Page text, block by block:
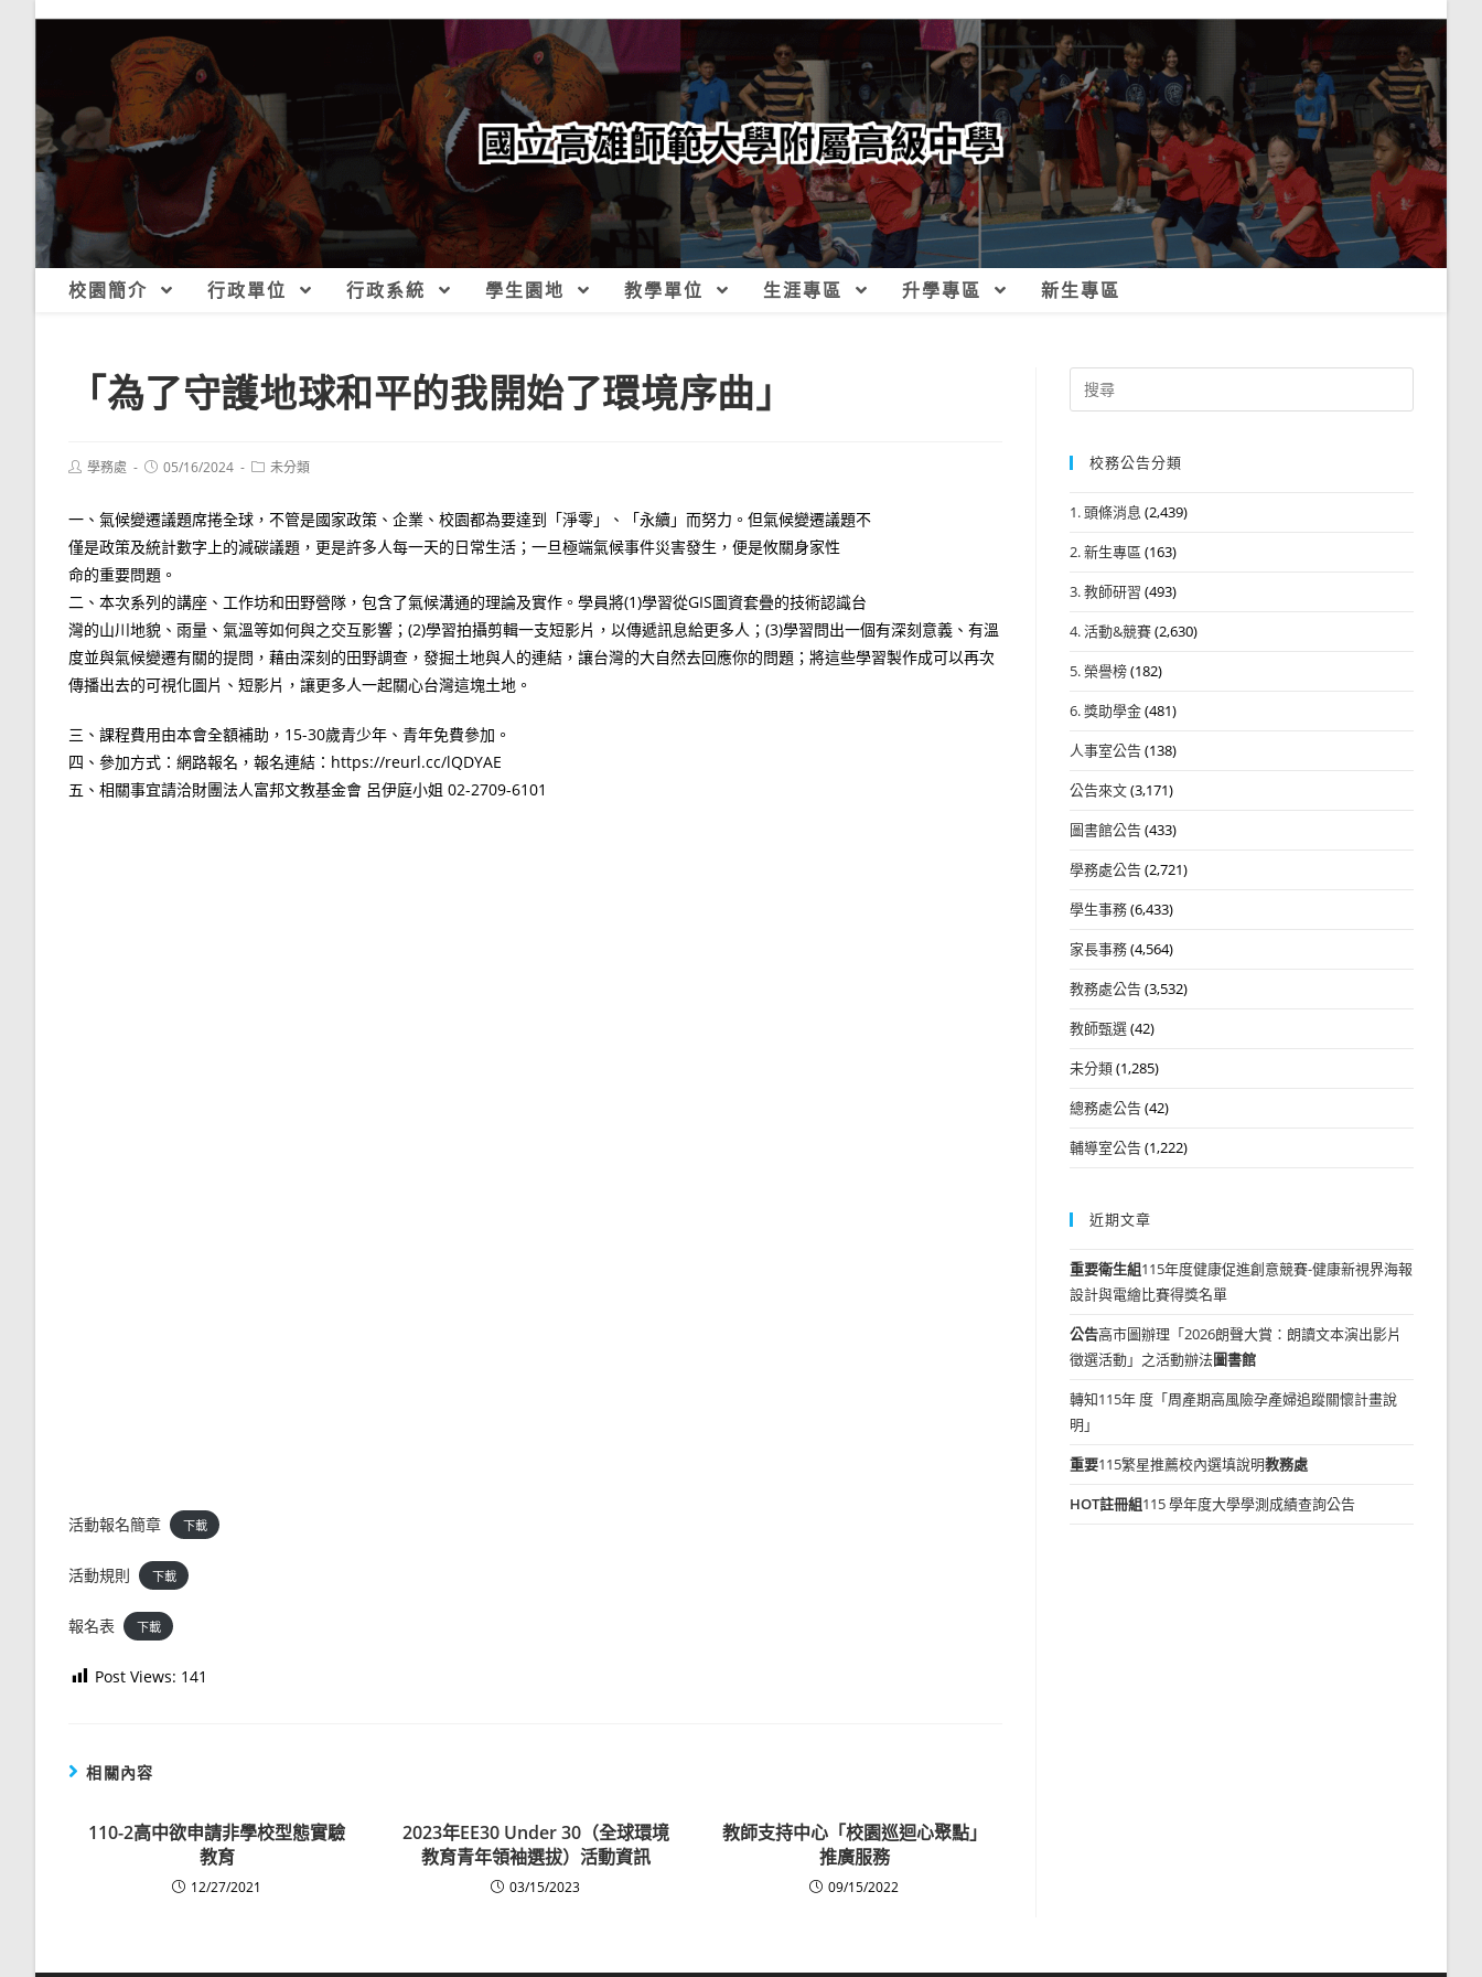
校園簡介 行政單位 行政系統 學生園地 教學單位 生涯專區 升學專區 新生專區
「為了守護地球和平的我開始了環境序曲」
Post學務處
Post05/16/2024
Post未分類
一、氣候變遷議題席捲全球，不管是國家政策、企業、校園都為要達到「淨零」、「永續」而努力。但氣候變遷議題不
僅是政策及統計數字上的減碳議題，更是許多人每一天的日常生活；一旦極端氣候事件災害發生，便是攸關身家性
命的重要問題。
二、本次系列的講座、工作坊和田野營隊，包含了氣候溝通的理論及實作。學員將(1)學習從GIS圖資套疊的技術認識台
灣的山川地貌、雨量、氣溫等如何與之交互影響；(2)學習拍攝剪輯一支短影片，以傳遞訊息給更多人；(3)學習問出一個有深刻意義、有溫
度並與氣候變遷有關的提問，藉由深刻的田野調查，發掘土地與人的連結，讓台灣的大自然去回應你的問題；將這些學習製作成可以再次
傳播出去的可視化圖片、短影片，讓更多人一起關心台灣這塊土地。
三、課程費用由本會全額補助，15-30歲青少年、青年免費參加。
四、參加方式：網路報名，報名連結：https://reurl.cc/lQDYAE
五、相關事宜請洽財團法人富邦文教基金會 呂伊庭小姐 02-2709-6101
活動報名簡章 下載
活動規則 下載
報名表 下載
Post Views: 141
相關內容
110-2高中欲申請非學校型態實驗
教育
12/27/2021
2023年EE30 Under 30（全球環境
教育青年領袖選拔）活動資訊
03/15/2023
教師支持中心「校園巡迴心聚點」
推廣服務
09/15/2022
Search
for:
校務公告分類
1. 頭條消息 (2,439)
2. 新生專區 (163)
3. 教師研習 (493)
4. 活動&競賽(2,630)
5. 榮譽榜(182)
6. 獎助學金(481)
人事室公告(138)
公告來文(3,171)
圖書館公告(433)
學務處公告(2,721)
學生事務(6,433)
家長事務(4,564)
教務處公告(3,532)
教師甄選(42)
未分類(1,285)
總務處公告(42)
輔導室公告(1,222)
近期文章
重要衛生組115年度健康促進創意競賽-健康新視界海報
設計與電繪比賽得獎名單
公告高市圖辦理「2026朗聲大賞：朗讀文本演出影片
徵選活動」之活動辦法圖書館
轉知115年 度「周產期高風險孕產婦追蹤關懷計畫說
明」
重要115繁星推薦校內選填說明教務處
HOT註冊組115 學年度大學學測成績查詢公告